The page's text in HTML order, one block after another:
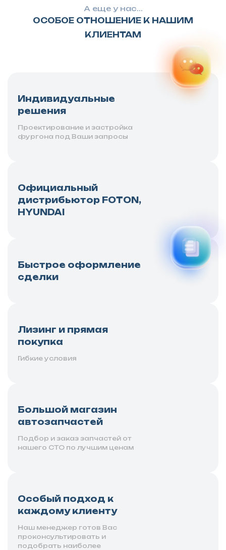
А еще у нас...
ОСОБОЕ ОТНОШЕНИЕ К НАШИМ
КЛИЕНТАМ
Индивидуальные
решения
Проектирование и застройка
фургона под Ваши запросы
Официальный
дистрибьютор FOTON,
HYUNDAI
Быстрое оформление
сделки
Лизинг и прямая
покупка
Гибкие условия
Большой магазин
автозапчастей
Подбор и заказ запчастей от
нашего СТО по лучшим ценам
Особый подход к
каждому клиенту
Наш менеджер готов Вас
проконсультировать и
подобрать наиболее